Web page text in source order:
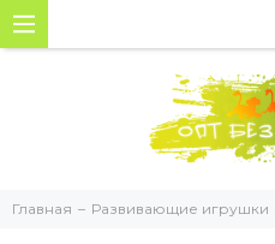
Главная Развивающие игрушки